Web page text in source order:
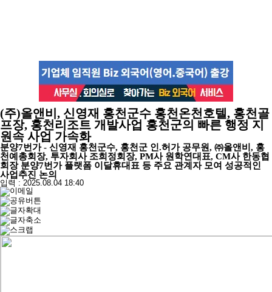
(주)올앤비, 신영재 홍천군수 홍천온천호텔, 홍천골
프장, 홍천리조트 개발사업 홍천군의 빠른 행정 지
원속 사업 가속화
분양7번가 - 신영재 홍천군수, 홍천군 인.허가 공무원, ㈜올앤비, 홍
천예총회장, 투자회사 조희정회장, PM사 원학연대표, CM사 한동협
회장 분양7번가 플랫폼 이달휴대표 등 주요 관계자 모여 성공적인
사업추진 논의
입력 : 2025.08.04 18:40